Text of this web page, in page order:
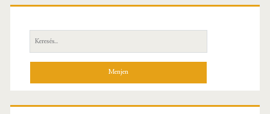
oldalsáv
Keresés: